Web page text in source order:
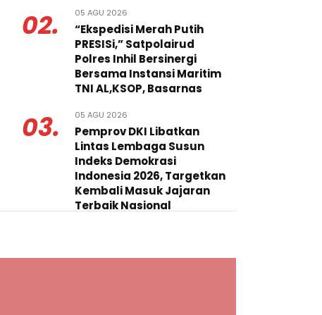
02. 05 AGU 2026
“Ekspedisi Merah Putih
PRESISi,” Satpolairud
Polres Inhil Bersinergi
Bersama Instansi Maritim
TNI AL,KSOP, Basarnas
03. 05 AGU 2026
Pemprov DKI Libatkan
Lintas Lembaga Susun
Indeks Demokrasi
Indonesia 2026, Targetkan
Kembali Masuk Jajaran
Terbaik Nasional